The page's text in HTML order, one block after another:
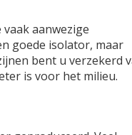
aanwezige
goede isolator, maar
bent u verzekerd
is voor het milieu.